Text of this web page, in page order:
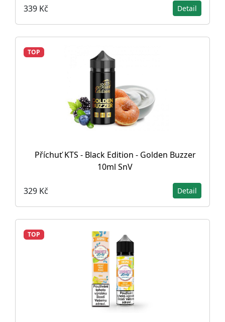
339 Kč Detail
TOP
Příchuť KTS - Black Edition - Golden Buzzer
10ml SnV
329 Kč Detail
TOP